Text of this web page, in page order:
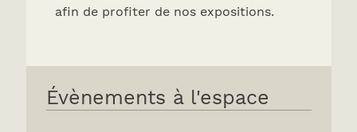
afin de profiter de nos expositions.
Évènements à l'espace